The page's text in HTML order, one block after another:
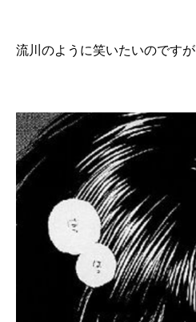
流川のように笑いたいのですが